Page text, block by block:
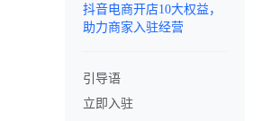
抖音电商开店10大权益，
助力商家入驻经营
引导语
立即入驻